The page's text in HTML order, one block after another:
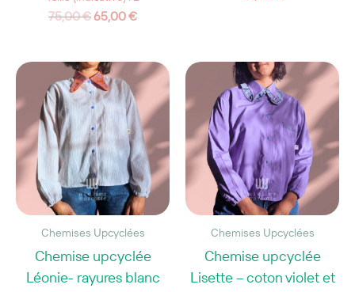
75,00€Le
était :
75,00 €.
65,00€Le
est :
65,00 €.
Chemises Upcyclées
Chemise upcyclée
Léonie- rayures blanc
Chemises Upcyclées
Chemise upcyclée
Lisette – coton violet et